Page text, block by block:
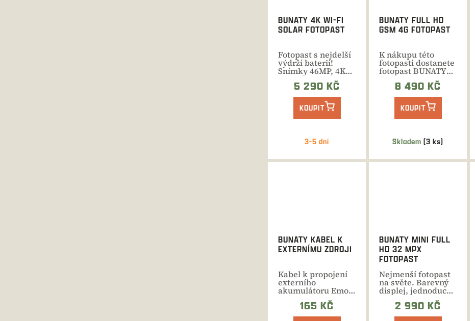
3-5 dní
BUNATY 4K WI-FI
SOLAR FOTOPAST
Fotopast s nejdelší
výdrží baterií!
Snímky 46MP, 4K
video, solarní
panel,...
5 290 KČ
KOUPIT
Skladem(3 ks)
BUNATY FULL HD
GSM 4G FOTOPAST
K nákupu této
fotopasti dostanete
fotopast BUNATY
ONE zcela...
8 490 KČ
KOUPIT
BUNATY KABEL K
EXTERNÍMU ZDROJI
Kabel k propojení
externího
akumulátoru Emos
a fotopasti Bunaty
165 KČ
BUNATY MINI FULL
HD 32 MPX
FOTOPAST
Nejmenší fotopast
na světe. Barevný
displej, jednoduché
nastavení a
ovládání,...
2 990 KČ